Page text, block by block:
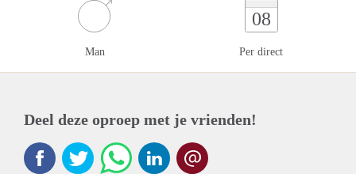
Man
08
Per direct
Deel deze oproep met je vrienden!